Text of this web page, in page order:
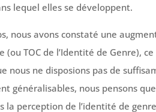
lequel elles se développent.
nous avons constaté une
(ou TOC de l’Identité de Genre),
nous ne disposions pas de
généralisables, nous pensons
la perception de l’identité de